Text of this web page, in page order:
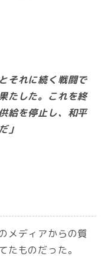
それに続く戦闘で
たした。これを終
給を停止し、和平
」
メディアからの質
たものだった。